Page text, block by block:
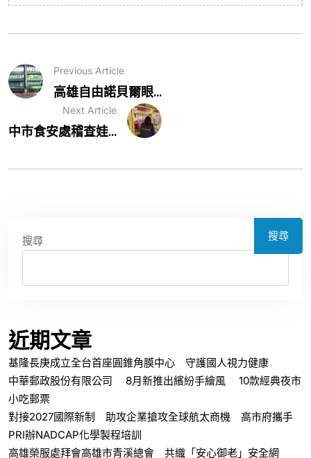
Previous Article
高雄自由諾貝爾眼...
Next Article
中市食安處稽查娃...
搜尋 搜尋
近期文章
基隆長庚成立全台首座圓錐角膜中心 守護國人視力健康
中華郵政股份有限公司 8月新推出繽紛手繪風 10款經典夜市
小吃郵票
對接2027國際新制 助攻企業搶攻全球航太商機 高市府攜手
PRI辦NADCAP化學製程培訓
高雄榮服處拜會高雄市青溪總會 共織「安心御老」安全網